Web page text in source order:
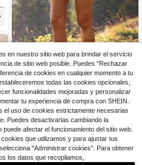
Exploreva
Exploreva Shorts casuales versátile
s de uso diario y exterior para mujer
con cintura con cordón y bolsillos
$11.79 -11%
en nuestro sitio web para brindar el servicio
de sitio web posible. Puedes "Rechazar
de cookies en cualquier momento a tu
todas las cookies opcionales,
funcionalidades mejoradas y personalizar
tu experiencia de compra con SHEIN.
el uso de cookies estrictamente necesarias
Puedes desactivarlas cambiando la
afectar el funcionamiento del sitio web.
que utilizamos y para ajustar tus
"Administrar cookies". Para obtener
los datos que recopilamos,